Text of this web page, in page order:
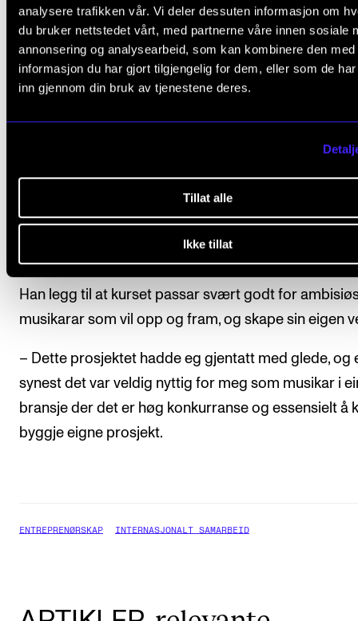
analysere trafikken vår. Vi deler dessuten informasjon om
du bruker nettstedet vårt, med partnerne våre innen sosiale
annonsering og analysearbeid, som kan kombinere den med
informasjon du har gjort tilgjengelig for dem, eller som de
inn gjennom din bruk av tjenestene deres.
Tillat alle
Ikke tillat
Han fortset med å fortelje at han har innsett at dette
naivt, og at som ein som ikkje ønsker å vere
orkestermusikar, vil han heller byggje karrieren sin
det å faktisk spele, og korleis å skape eigne prosjekt.
– Det var gjennomgåande høg kvalitet på
føredragshaldarane, og eg lærte masse om korleis
jobbe i grupper på mest effektiv måte ved å spele på
Han legg til at kurset passar svært godt for
musikarar som vil opp og fram, og skape sin eigen
– Dette prosjektet hadde eg gjentatt med glede, og
synest det var veldig nyttig for meg som musikar i
bransje der det er høg konkurranse og essensielt å
byggje eigne prosjekt.
ENTREPRENØRSKAP INTERNASJONALT SAMARBEID